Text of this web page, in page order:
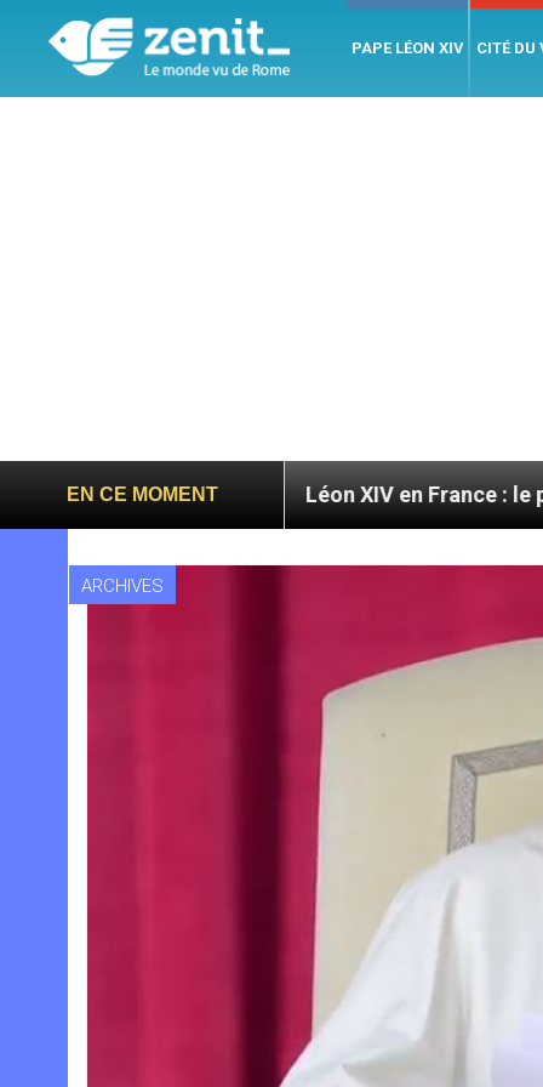
PAPE LÉON XIV CITÉ DU
EN CE MOMENT
Léon XIV en France : le programme
ARCHIVES